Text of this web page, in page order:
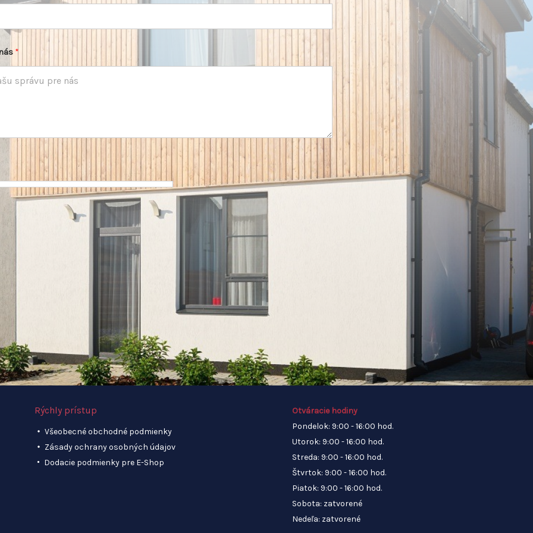
*
Rýchly prístup
Všeobecné obchodné podmienky
Zásady ochrany osobných údajov
Dodacie podmienky pre E-Shop
Otváracie hodiny
Pondelok: 9:00 - 16:00 hod.
Utorok: 9:00 - 16:00 hod.
Streda: 9:00 - 16:00 hod.
Štvrtok: 9:00 - 16:00 hod.
Piatok: 9:00 - 16:00 hod.
Sobota: zatvorené
Nedeľa: zatvorené